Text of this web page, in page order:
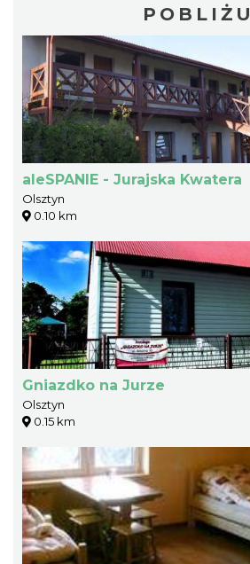
POBLIŻU
aleSPANIE - Jurajska Kwatera
Olsztyn
0.10 km
Gniazdko na Jurze
Olsztyn
0.15 km